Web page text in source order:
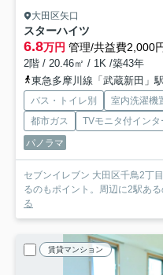
大田区矢口
スターハイツ
6.8万円 管理/共益費2,000
2階 / 20.46㎡ / 1K /築43年
東急多摩川線「武蔵新田」
バス・トイレ別 室内洗濯機
都市ガス
TVモニタ付インタ
パノラマ
セブンイレブン 大田区千鳥2丁
るのもポイント。周辺に2駅あ
る
賃貸マンション